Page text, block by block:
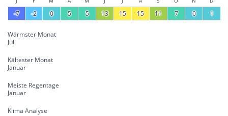
-7 -2 0 5 5 13 15 15 11 7 0 1
Wärmster Monat
Juli
Kältester Monat
Januar
Meiste Regentage
Januar
Klima Analyse